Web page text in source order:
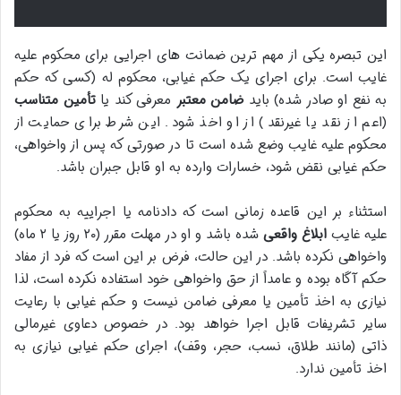
این تبصره یکی از مهم ترین ضمانت های اجرایی برای محکوم علیه
غایب است. برای اجرای یک حکم غیابی، محکوم له (کسی که حکم
به نفع او صادر شده) بایدضامن معتبر معرفی کند یاتأمین متناسب
(اعم از نقد یا غیرنقد) از او اخذ شود. این شرط برای حمایت از
محکوم علیه غایب وضع شده است تا در صورتی که پس از واخواهی،
حکم غیابی نقض شود، خسارات وارده به او قابل جبران باشد.
استثناء بر این قاعده زمانی است که دادنامه یا اجراییه به محکوم
علیه غایب ابلاغ واقعی
شده باشد و او در مهلت مقرر (۲۰ روز یا ۲ ماه)
واخواهی نکرده باشد. در این حالت، فرض بر این است که فرد از مفاد
حکم آگاه بوده و عامداً از حق واخواهی خود استفاده نکرده است، لذا
نیازی به اخذ تأمین یا معرفی ضامن نیست و حکم غیابی با رعایت
سایر تشریفات قابل اجرا خواهد بود. در خصوص دعاوی غیرمالی
ذاتی (مانند طلاق، نسب، حجر، وقف)، اجرای حکم غیابی نیازی به
اخذ تأمین ندارد.